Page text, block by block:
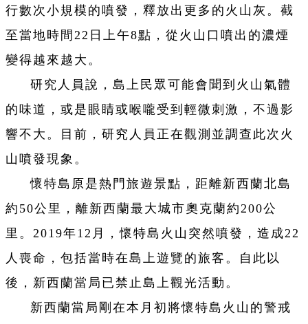
行數次小規模的噴發，釋放出更多的火山灰。截
至當地時間22日上午8點，從火山口噴出的濃煙
變得越來越大。
研究人員說，島上民眾可能會聞到火山氣體
的味道，或是眼睛或喉嚨受到輕微刺激，不過影
響不大。目前，研究人員正在觀測並調查此次火
山噴發現象。
懷特島原是熱門旅遊景點，距離新西蘭北島
約50公里，離新西蘭最大城市奧克蘭約200公
里。2019年12月，懷特島火山突然噴發，造成22
人喪命，包括當時在島上遊覽的旅客。自此以
後，新西蘭當局已禁止島上觀光活動。
新西蘭當局剛在本月初將懷特島火山的警戒